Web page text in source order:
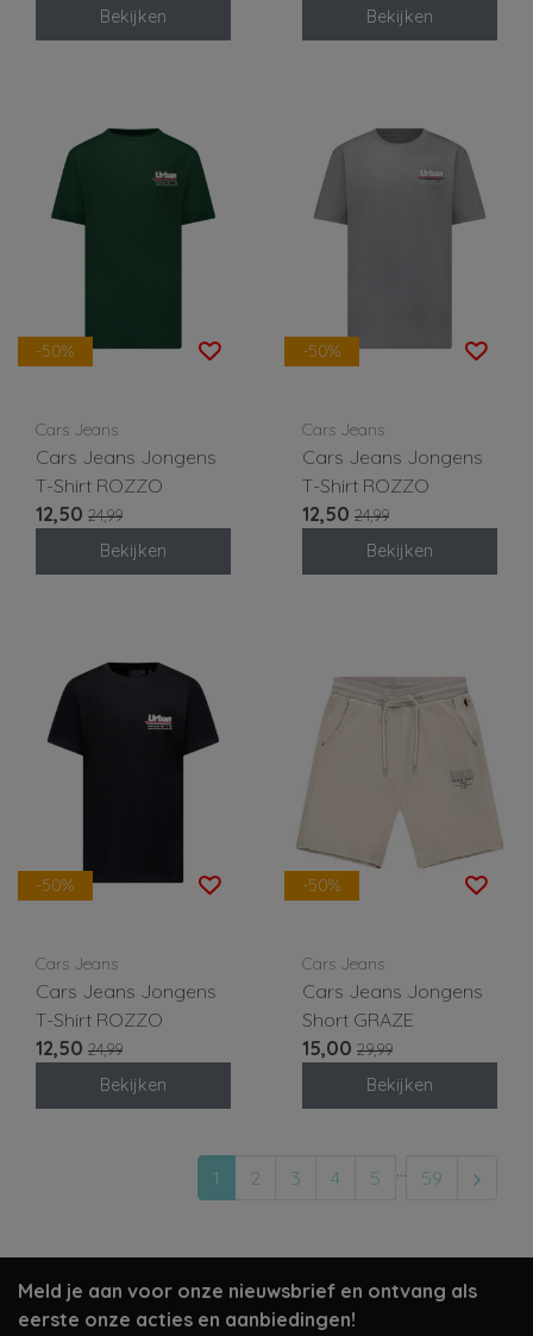
Bekijken Bekijken
-50%
Cars Jeans
Cars Jeans Jongens
T-Shirt ROZZO
12,50 24,99
Bekijken
-50%
Cars Jeans
Cars Jeans Jongens
T-Shirt ROZZO
12,50 24,99
Bekijken
-50%
Cars Jeans
Cars Jeans Jongens
T-Shirt ROZZO
12,50 24,99
Bekijken
-50%
Cars Jeans
Cars Jeans Jongens
Short GRAZE
15,00 29,99
Bekijken
1 2 3 4 5 59
Meld je aan voor onze nieuwsbrief en ontvang als
eerste onze acties en aanbiedingen!